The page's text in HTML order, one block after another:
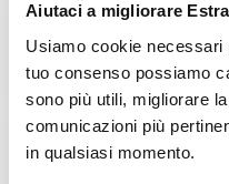
Aiutaci a migliorare
Usiamo cookie
tuo consenso possiamo
sono più utili, migliorare
comunicazioni più
in qualsiasi momento.
Deckel
20,00 €